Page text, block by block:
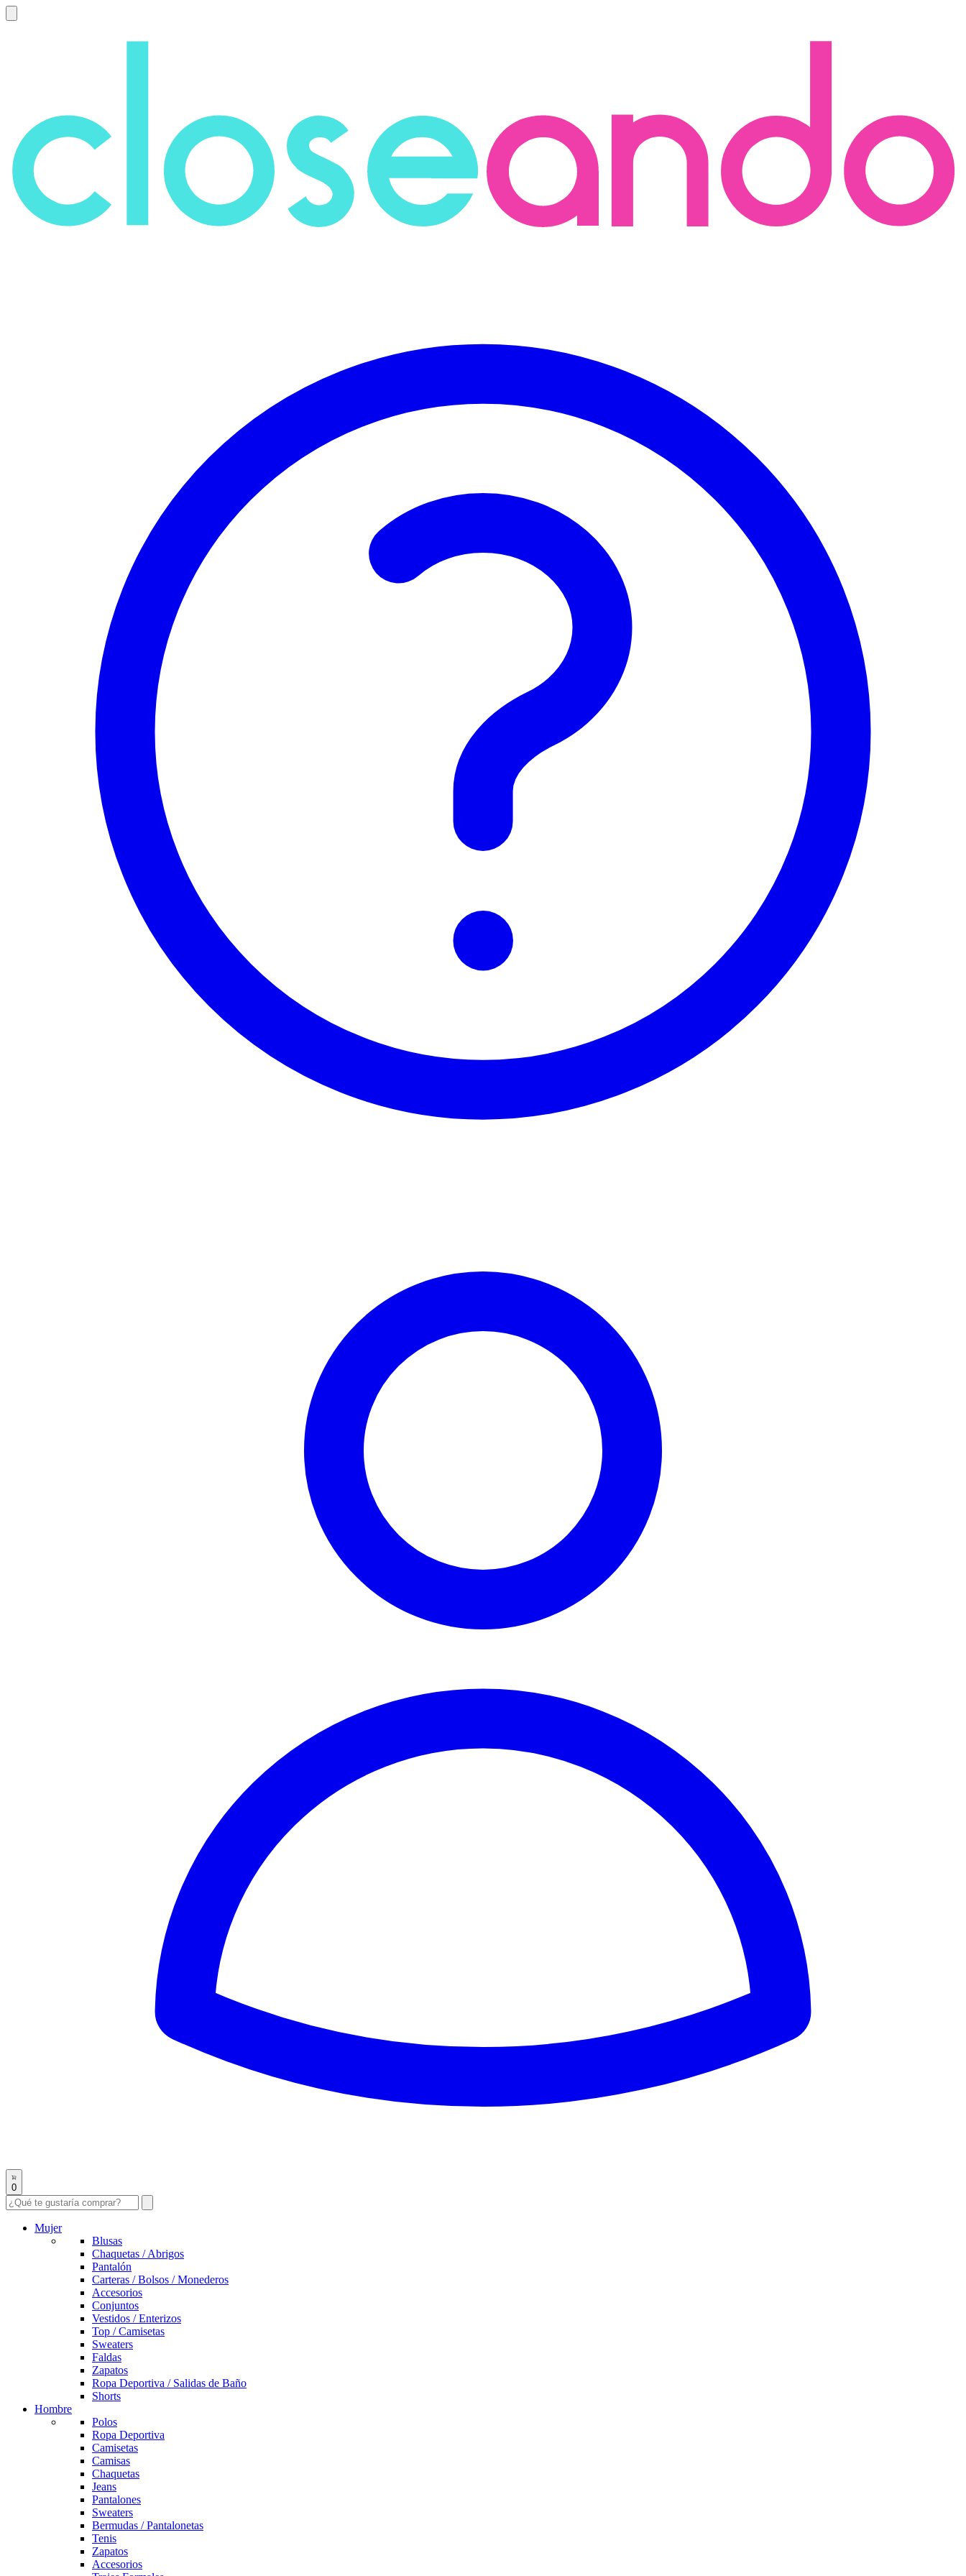
0
Mujer
Blusas
Chaquetas / Abrigos
Pantalón
Carteras / Bolsos / Monederos
Accesorios
Conjuntos
Vestidos / Enterizos
Top / Camisetas
Sweaters
Faldas
Zapatos
Ropa Deportiva / Salidas de Baño
Shorts
Hombre
Polos
Ropa Deportiva
Camisetas
Camisas
Chaquetas
Jeans
Pantalones
Sweaters
Bermudas / Pantalonetas
Tenis
Zapatos
Accesorios